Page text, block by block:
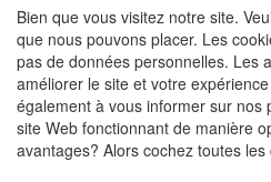
COORDONNÉES
airparts.nl
Galvaniweg 21
5482 TN Schijndel
Bien que vous visitez notre site.
que nous pouvons placer. Les
pas de données personnelles. Les
améliorer le site et votre
également à vous informer sur nos
site Web fonctionnant de manière
avantages? Alors cochez toutes les